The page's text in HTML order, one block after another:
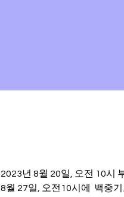
2023년 8월 20일, 오전 10시
8월 27일, 오전10시에  백중